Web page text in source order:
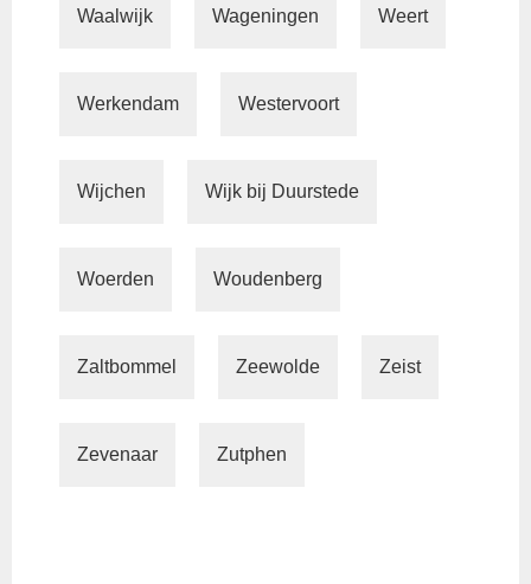
Waalwijk Wageningen Weert
Werkendam Westervoort
Wijchen Wijk bij Duurstede
Woerden Woudenberg
Zaltbommel Zeewolde Zeist
Zevenaar Zutphen